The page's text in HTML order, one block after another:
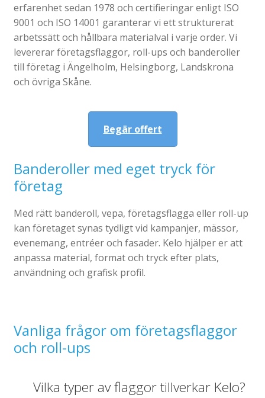
erfarenhet sedan 1978 och certifieringar enligt ISO
9001 och ISO 14001 garanterar vi ett strukturerat
arbetssätt och hållbara materialval i varje order. Vi
levererar företagsflaggor, roll-ups och banderoller
till företag i Ängelholm, Helsingborg, Landskrona
och övriga Skåne.
Begär offert
Banderoller med eget tryck för
företag
Med rätt banderoll, vepa, företagsflagga eller roll-up
kan företaget synas tydligt vid kampanjer, mässor,
evenemang, entréer och fasader. Kelo hjälper er att
anpassa material, format och tryck efter plats,
användning och grafisk profil.
Vanliga frågor om företagsflaggor
och roll-ups
Vilka typer av flaggor tillverkar Kelo?